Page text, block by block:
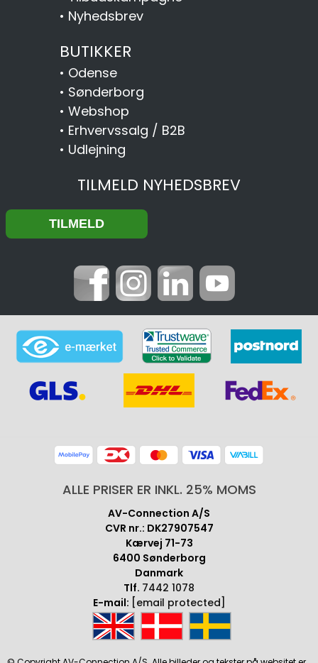
• Nyhedsbrev
BUTIKKER
• Odense
• Sønderborg
• Webshop
• Erhvervssalg / B2B
• Udlejning
TILMELD NYHEDSBREV
ALLE PRISER ER INKL. 25% MOMS
AV-Connection A/S
CVR nr.: DK27907547
Kærvej 71-73
6400 Sønderborg
Danmark
Tlf. 7442 1078
E-mail: [email protected]